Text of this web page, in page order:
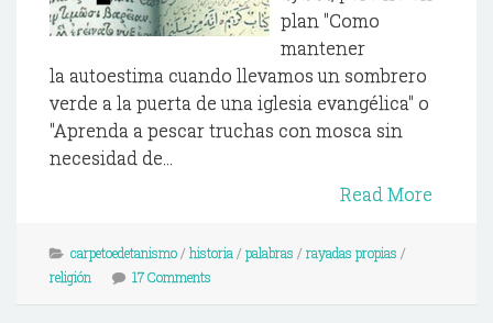
plan "Como
mantener
la autoestima cuando llevamos un sombrero
verde a la puerta de una iglesia evangélica" o
"Aprenda a pescar truchas con mosca sin
necesidad de...
Read More
carpetoedetanismo/ historia / palabras / rayadas propias /
religión
17 Comments